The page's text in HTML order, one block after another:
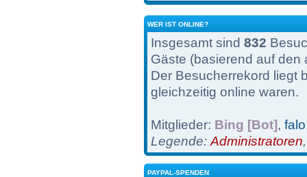
WER IST ONLINE?
Insgesamt sind 832
Gäste (basierend auf den
Der Besucherrekord liegt
gleichzeitig online waren.
Mitglieder: Bing [Bot], falo
Legende: Administratoren
PAYPAL-SPENDEN